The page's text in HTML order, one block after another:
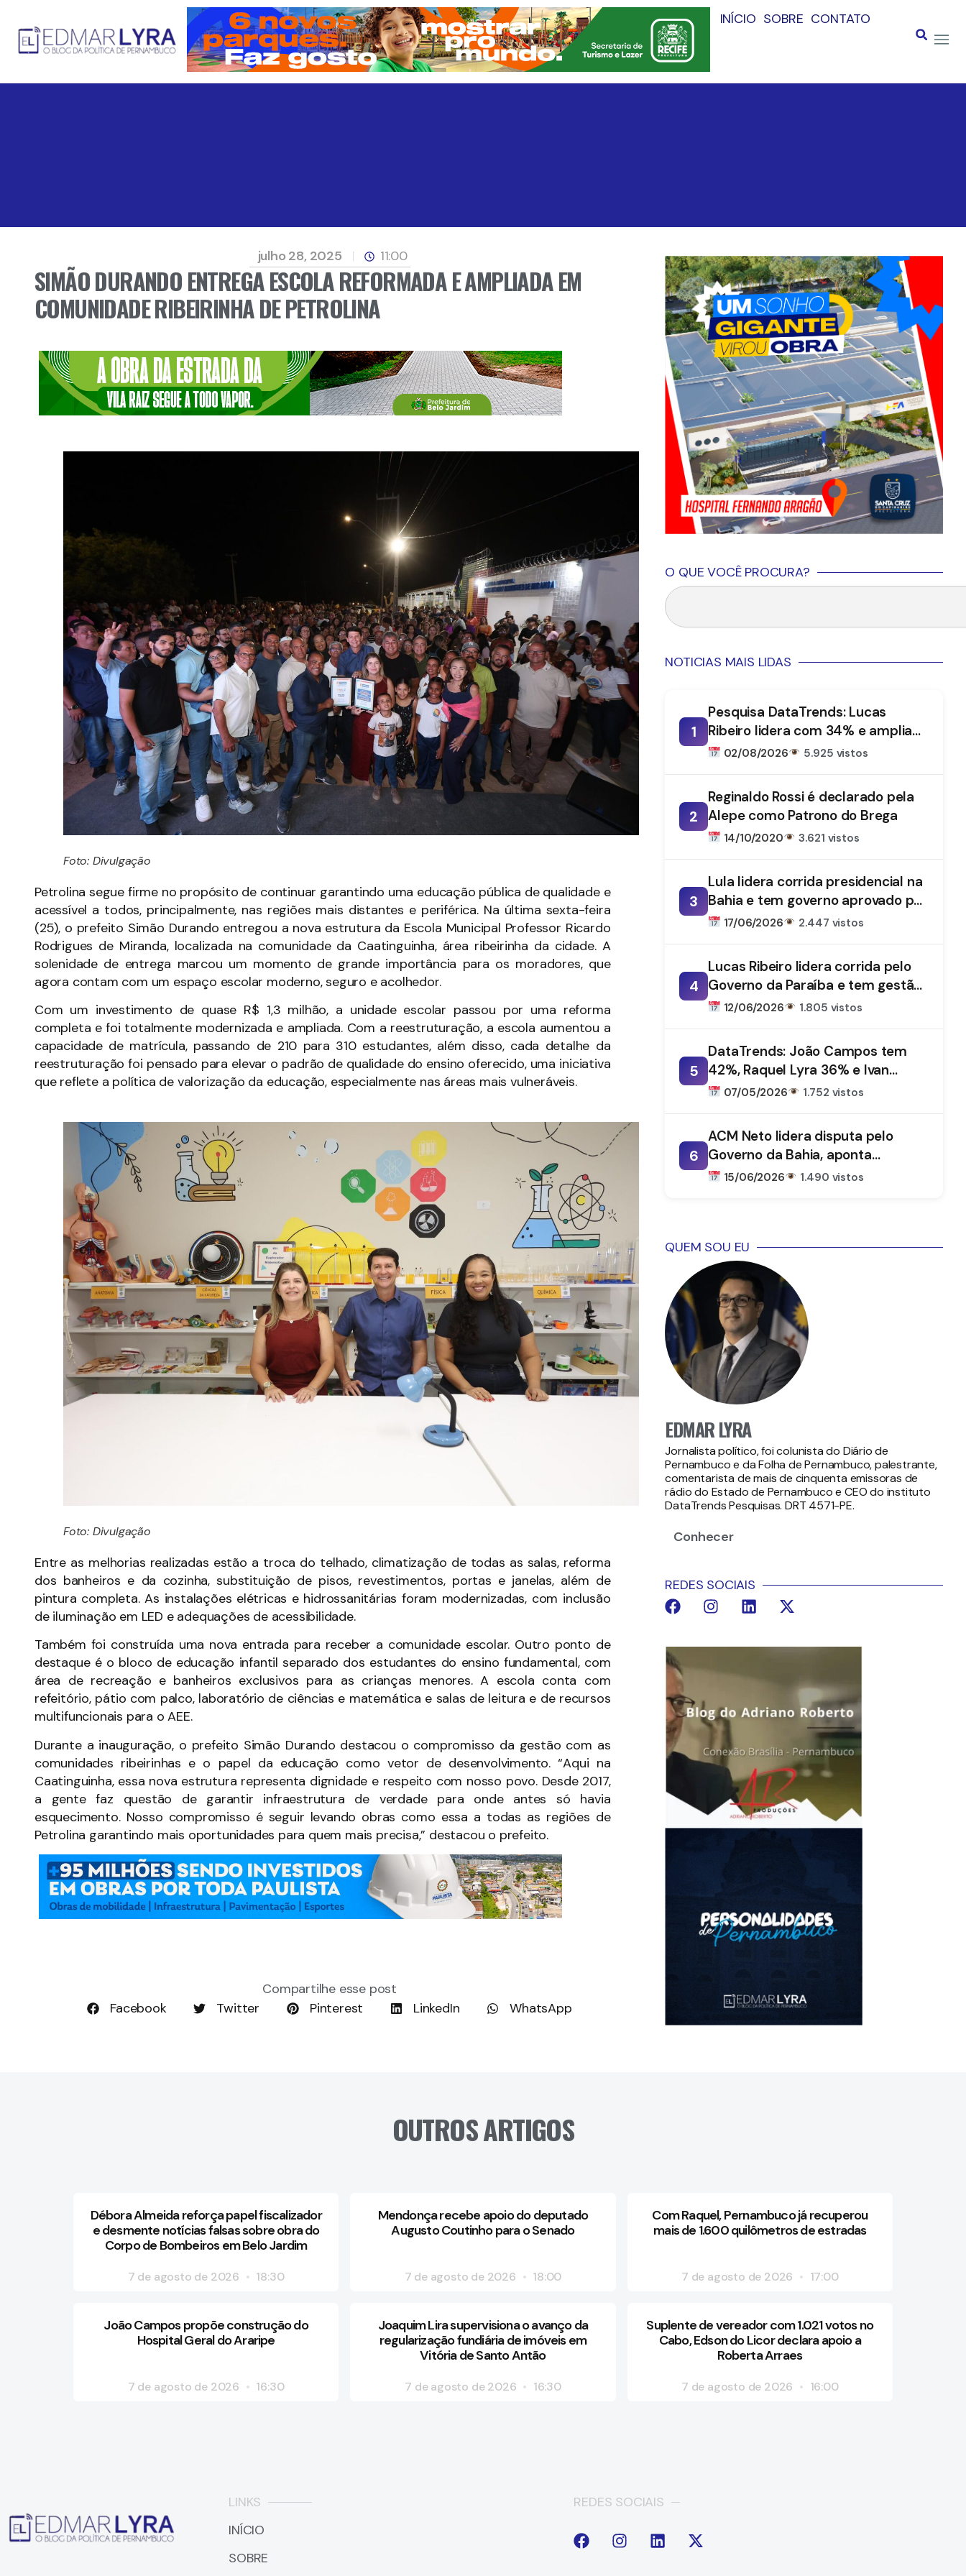
INÍCIO SOBRE CONTATO
julho 28, 2025 11:00
SIMÃO DURANDO ENTREGA ESCOLA REFORMADA E AMPLIADA EM
COMUNIDADE RIBEIRINHA DE PETROLINA
Foto: Divulgação
Petrolina segue firme no propósito de continuar garantindo uma educação pública de qualidade e
acessível a todos, principalmente, nas regiões mais distantes e periférica. Na última sexta-feira
(25), o prefeito Simão Durando entregou a nova estrutura da Escola Municipal Professor Ricardo
Rodrigues de Miranda, localizada na comunidade da Caatinguinha, área ribeirinha da cidade. A
solenidade de entrega marcou um momento de grande importância para os moradores, que
agora contam com um espaço escolar moderno, seguro e acolhedor.
Com um investimento de quase R$ 1,3 milhão, a unidade escolar passou por uma reforma
completa e foi totalmente modernizada e ampliada. Com a reestruturação, a escola aumentou a
capacidade de matrícula, passando de 210 para 310 estudantes, além disso, cada detalhe da
reestruturação foi pensado para elevar o padrão de qualidade do ensino oferecido, uma iniciativa
que reflete a política de valorização da educação, especialmente nas áreas mais vulneráveis.
Foto: Divulgação
Entre as melhorias realizadas estão a troca do telhado, climatização de todas as salas, reforma
dos banheiros e da cozinha, substituição de pisos, revestimentos, portas e janelas, além de
pintura completa. As instalações elétricas e hidrossanitárias foram modernizadas, com inclusão
de iluminação em LED e adequações de acessibilidade.
Também foi construída uma nova entrada para receber a comunidade escolar. Outro ponto de
destaque é o bloco de educação infantil separado dos estudantes do ensino fundamental, com
área de recreação e banheiros exclusivos para as crianças menores. A escola conta com
refeitório, pátio com palco, laboratório de ciências e matemática e salas de leitura e de recursos
multifuncionais para o AEE.
Durante a inauguração, o prefeito Simão Durando destacou o compromisso da gestão com as
comunidades ribeirinhas e o papel da educação como vetor de desenvolvimento. “Aqui na
Caatinguinha, essa nova estrutura representa dignidade e respeito com nosso povo. Desde 2017,
a gente faz questão de garantir infraestrutura de verdade para onde antes só havia
esquecimento. Nosso compromisso é seguir levando obras como essa a todas as regiões de
Petrolina garantindo mais oportunidades para quem mais precisa,” destacou o prefeito.
Compartilhe esse post
Facebook
Twitter Pinterest LinkedIn WhatsApp
O QUE VOCÊ PROCURA?
NOTICIAS MAIS LIDAS
1
Pesquisa DataTrends: Lucas
Ribeiro lidera com 34% e amplia
vantagem na disputa pelo
02/08/2026 5.925 vistos
2
Reginaldo Rossi é declarado pela
Alepe como Patrono do Brega
14/10/2020 3.621 vistos
3
Lula lidera corrida presidencial na
Bahia e tem governo aprovado por
61%, aponta DataTrends
17/06/2026 2.447 vistos
4
Lucas Ribeiro lidera corrida pelo
Governo da Paraíba e tem gestão
aprovada por 66%, aponta
12/06/2026 1.805 vistos
5
DataTrends: João Campos tem
42%, Raquel Lyra 36% e Ivan
Moraes 1%
07/05/2026 1.752 vistos
6
ACM Neto lidera disputa pelo
Governo da Bahia, aponta
DataTrends
15/06/2026 1.490 vistos
QUEM SOU EU
EDMAR LYRA
Jornalista político, foi colunista do Diário de
Pernambuco e da Folha de Pernambuco, palestrante,
comentarista de mais de cinquenta emissoras de
rádio do Estado de Pernambuco e CEO do instituto
DataTrends Pesquisas. DRT 4571-PE.
Conhecer
REDES SOCIAIS
OUTROS ARTIGOS
Débora Almeida reforça papel fiscalizador
e desmente notícias falsas sobre obra do
Corpo de Bombeiros em Belo Jardim
7 de agosto de 2026 18:30
Mendonça recebe apoio do deputado
Augusto Coutinho para o Senado
7 de agosto de 2026 18:00
Com Raquel, Pernambuco já recuperou
mais de 1.600 quilômetros de estradas
7 de agosto de 2026 17:00
João Campos propõe construção do
Hospital Geral do Araripe
7 de agosto de 2026 16:30
Joaquim Lira supervisiona o avanço da
regularização fundiária de imóveis em
Vitória de Santo Antão
7 de agosto de 2026 16:30
Suplente de vereador com 1.021 votos no
Cabo, Edson do Licor declara apoio a
Roberta Arraes
7 de agosto de 2026 16:00
LINKS
INÍCIO
SOBRE
REDES SOCIAIS